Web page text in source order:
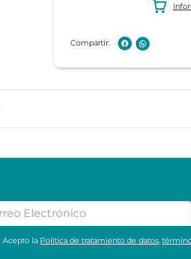
Acepto la Política de tratamiento de datos ,